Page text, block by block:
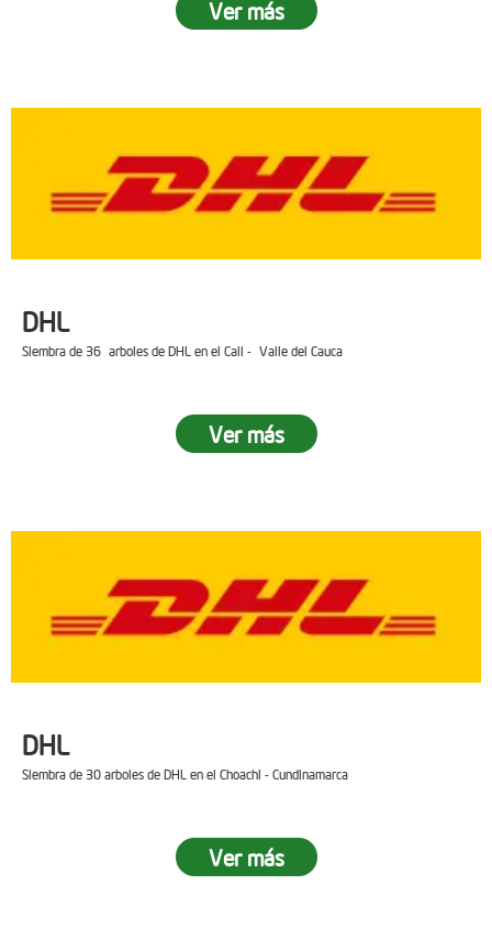
Ver más
DHL
Siembra de 36 arboles de DHL en el Cali - Valle del Cauca
Ver más
DHL
Siembra de 30 arboles de DHL en el Choachi - Cundinamarca
Ver más